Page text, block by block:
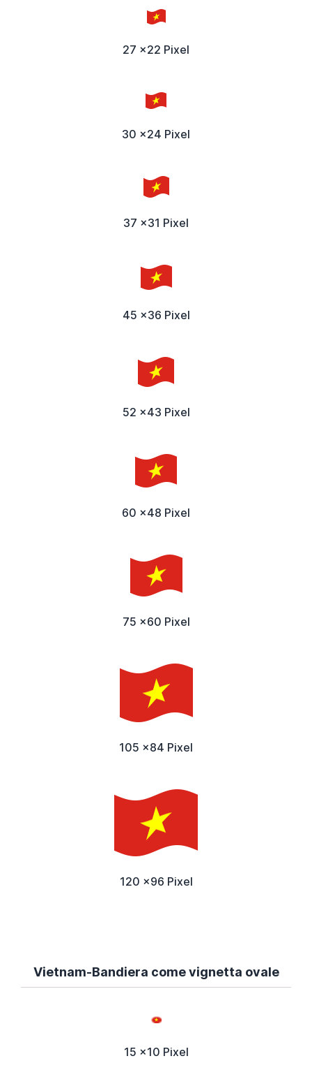
27 x22 Pixel
30 x24 Pixel
37 x31 Pixel
45 x36 Pixel
52 x43 Pixel
60 x48 Pixel
75 x60 Pixel
105 x84 Pixel
120 x96 Pixel
Vietnam-Bandiera come vignetta ovale
15 x10 Pixel